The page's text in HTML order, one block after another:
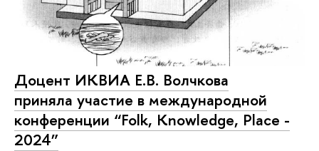
Доцент ИКВИА Е.В. Волчкова
приняла участие в международной
конференции “Folk, Knowledge, Place -
2024”